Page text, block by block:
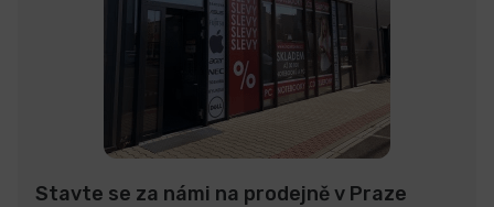
Stavte se za námi na prodejně v Praze